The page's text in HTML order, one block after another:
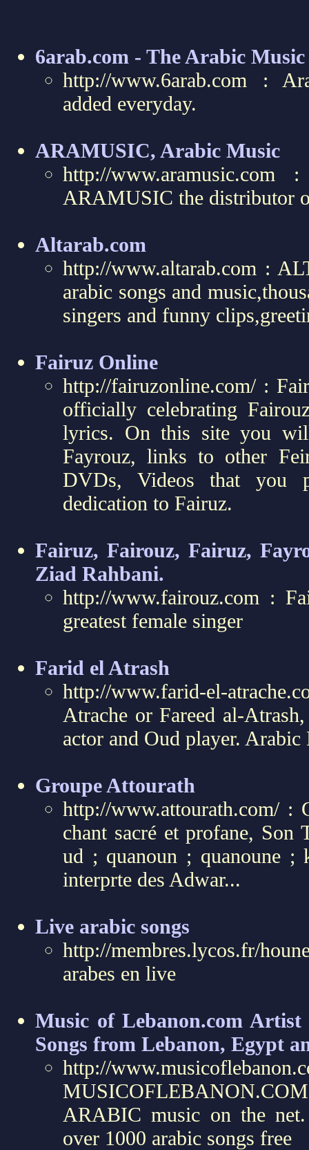
6arab.com - The Arabic
http://www.6arab.com :
added everyday.
ARAMUSIC, Arabic Music
http://
ARAMUSIC the distributor
Altarab.com
http://www.altarab.com :
arabic songs and
singers and funny
Fairuz Online
http://fairuzonline.com/ :
officially celebrating
lyrics. On this site you
Fayrouz, links to other
DVDs, Videos that you
dedication to Fairuz.
Fairuz, Fairouz, Fairuz,
Ziad Rahbani.
http://www.fairouz.com :
greatest female singer
Farid el Atrash
http://www.farid-el-
Atrache or Fareed al-
actor and Oud player.
Groupe Attourath
http://www.attourath.com/ :
chant sacré et profane, Son
ud ; quanoun ; quanoune ;
interprte des Adwar...
Live arabic songs
http://membres.lycos.fr/
arabes en live
Music of Lebanon.com
Songs from Lebanon, Egypt
http://
ARABIC music on the
over 1000 arabic songs free